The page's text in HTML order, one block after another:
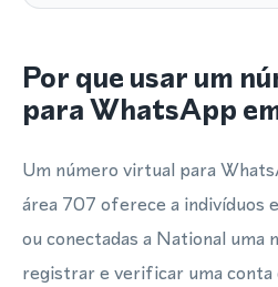
Por que usar um
para WhatsApp
Um número virtual para
área 707 oferece a indivíduos
ou conectadas a National uma
registrar e verificar uma